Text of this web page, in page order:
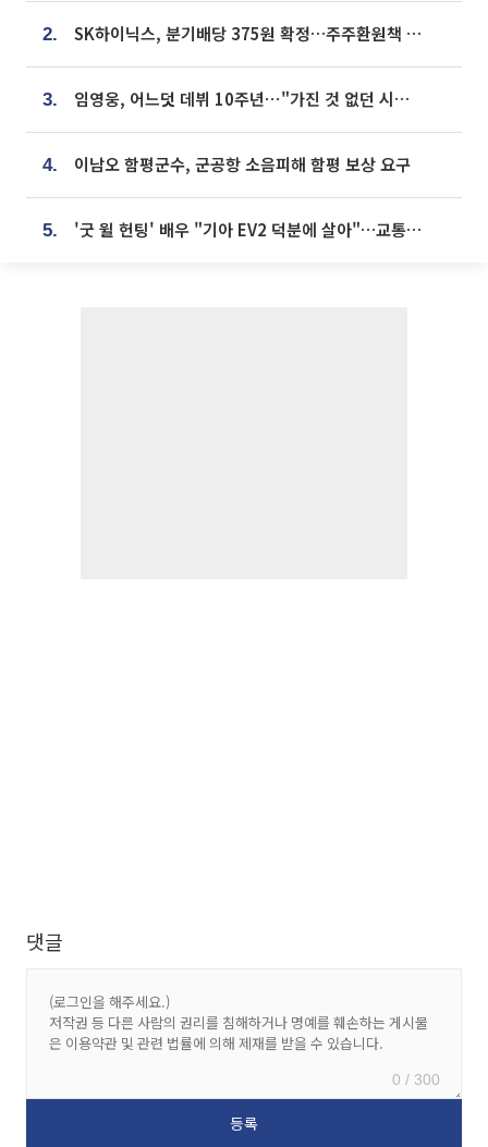
2. SK하이닉스, 분기배당 375원 확정…주주환원책 9월로 앞당겨 발표
3. 임영웅, 어느덧 데뷔 10주년⋯"가진 것 없던 시절, 내 앞엔 20명의 팬뿐"
4. 이남오 함평군수, 군공항 소음피해 함평 보상 요구
5. '굿 윌 헌팅' 배우 "기아 EV2 덕분에 살아"…교통사고 후 안전성 극찬
댓글
0 / 300